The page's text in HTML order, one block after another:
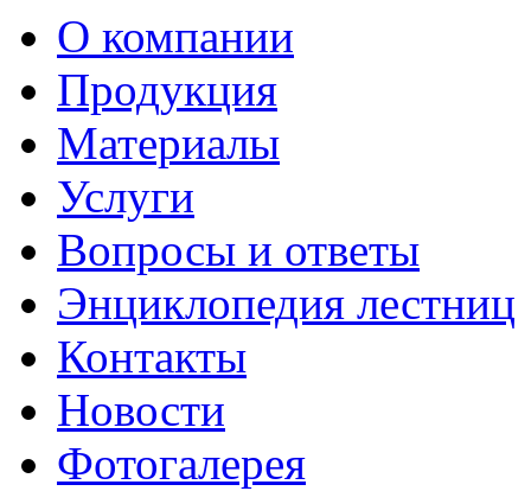
О компании
Продукция
Материалы
Услуги
Вопросы и ответы
Энциклопедия лестниц
Контакты
Новости
Фотогалерея